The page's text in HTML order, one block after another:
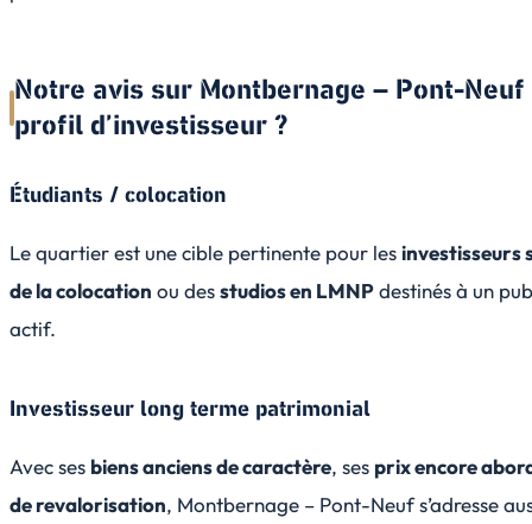
Notre avis sur Montbernage – Pont-
profil d’investisseur ?
Étudiants / colocation
Le quartier est une cible pertinente pour lesinvestisseurs
de la colocation ou desstudios en LMNPdestinés à un
actif.
Investisseur long terme patrimonial
Avec ses biens anciens de caractère, ses prix encore
de revalorisation, Montbernage – Pont-Neuf s’adresse